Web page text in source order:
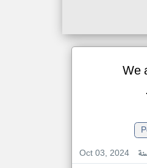
We
Oct 03, 2024